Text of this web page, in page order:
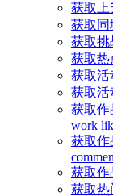
获取上
获取同
获取挑
获取热
获取活
获取活
获取作
work
获取作
获取作
获取热